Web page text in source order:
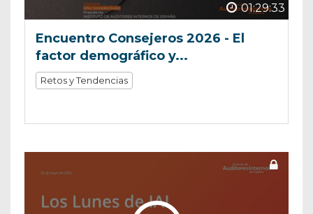
01:29:33
Encuentro Consejeros 2026 - El
factor demográfico y...
Retos y Tendencias